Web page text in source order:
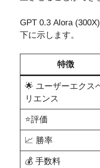
GPT 0.3 Alora
下に示します。
特徴
🌟 ユーザーエクス
リエンス
⭐評価
📈 勝率
💰 手数料